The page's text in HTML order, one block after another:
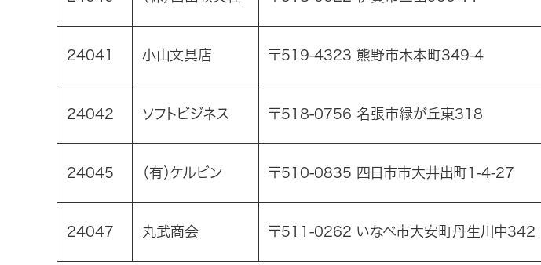
24041 小山文具店 〒519-4323 熊野市木本町349-4
24042 ソフトビジネス 〒518-0756 名張市緑が丘東318
24045 （有）ケルビン 〒510-0835 四日市市大井出町1-4-27
24047 丸武商会 〒511-0262 いなべ市大安町丹生川中342